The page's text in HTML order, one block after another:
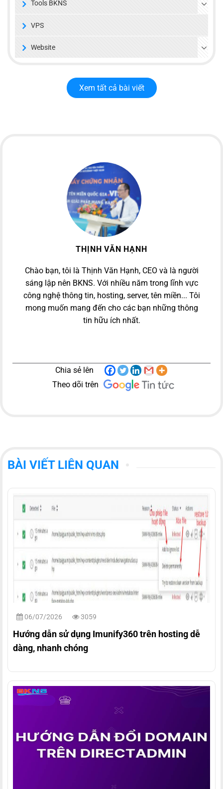
Tools BKNS
VPS
Website
Xem tất cả bài viết
THỊNH VĂN HẠNH
Chào bạn, tôi là Thịnh Văn Hạnh, CEO và là người
sáng lập nên BKNS. Với nhiều năm trong lĩnh vực
công nghệ thông tin, hosting, server, tên miền... Tôi
mong muốn mang đến cho các bạn những thông
tin hữu ích nhất.
Chia sẻ lên
Theo dõi trên
BÀI VIẾT LIÊN QUAN
06/07/2026 3059
Hướng dẫn sử dụng Imunify360 trên hosting dễ
dàng, nhanh chóng